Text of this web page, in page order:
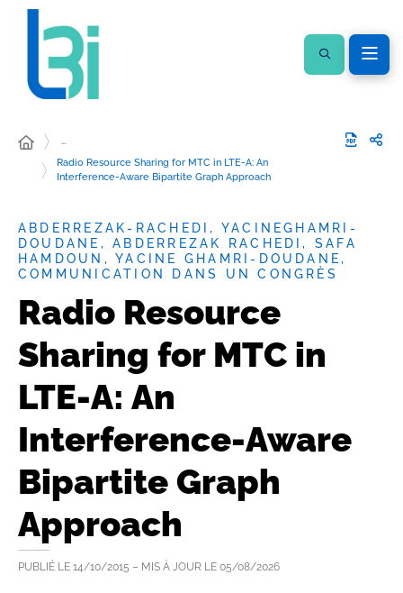
…
Radio Resource Sharing for MTC in LTE-A: An
Interference-Aware Bipartite Graph Approach
ABDERREZAK-RACHEDI, YACINEGHAMRI-
DOUDANE, ABDERREZAK RACHEDI, SAFA
HAMDOUN, YACINE GHAMRI-DOUDANE,
COMMUNICATION DANS UN CONGRÈS
Radio Resource
Sharing for MTC in
LTE-A: An
Interference-Aware
Bipartite Graph
Approach
PUBLIÉ LE 14/10/2015 – MIS À JOUR LE 05/08/2026